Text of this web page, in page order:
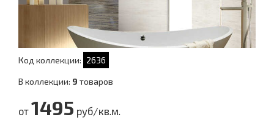
Код коллекции: 2636
В коллекции: 9 товаров
от 1495 руб/кв.м.